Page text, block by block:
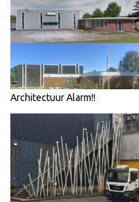
Architectuur Alarm!!